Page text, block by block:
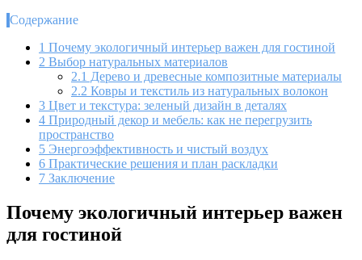
Содержание
1 Почему экологичный интерьер важен для гостиной
2 Выбор натуральных материалов
2.1 Дерево и древесные композитные материалы
2.2 Ковры и текстиль из натуральных волокон
3 Цвет и текстура: зеленый дизайн в деталях
4 Природный декор и мебель: как не перегрузить
пространство
5 Энергоэффективность и чистый воздух
6 Практические решения и план раскладки
7 Заключение
Почему экологичный интерьер важен
для гостиной